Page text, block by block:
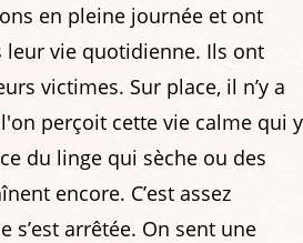
en pleine journée et ont
leur vie quotidienne. Ils ont
victimes. Sur place, il n’y a
perçoit cette vie calme qui y
du linge qui sèche ou des
encore. C’est assez
s’est arrêtée. On sent une